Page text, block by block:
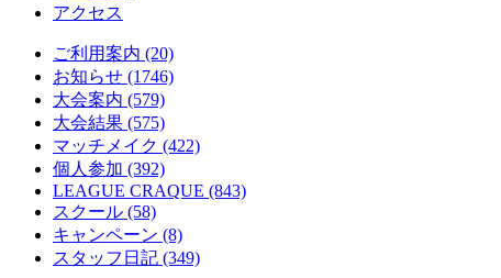
アクセス
ご利用案内 (20)
お知らせ (1746)
大会案内 (579)
大会結果 (575)
マッチメイク (422)
個人参加 (392)
LEAGUE CRAQUE (843)
スクール (58)
キャンペーン (8)
スタッフ日記 (349)